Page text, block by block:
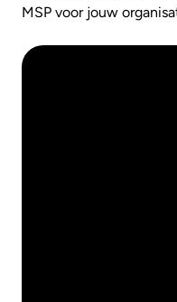
MSP voor jouw